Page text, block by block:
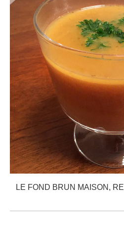
LE FOND BRUN MAISON,